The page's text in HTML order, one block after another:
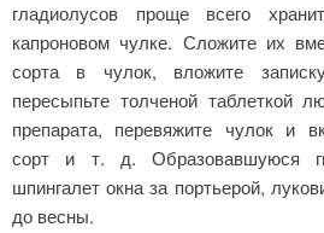
гладиолусов проще всего
капроновом чулке. Сложите их
сорта в чулок, вложите
пересыпьте толченой таблеткой
препарата, перевяжите чулок и
сорт и т. д. Образовавшуюся
шпингалет окна за портьерой,
до весны.